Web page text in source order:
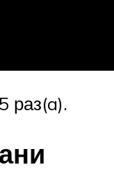
раз(a).